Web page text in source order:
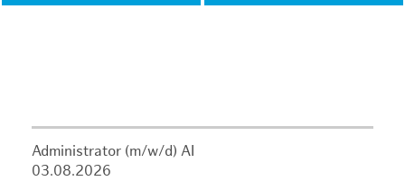
Administrator (m/w/d) AI
03.08.2026